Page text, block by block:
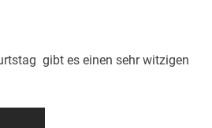
gibt es einen sehr witzigen